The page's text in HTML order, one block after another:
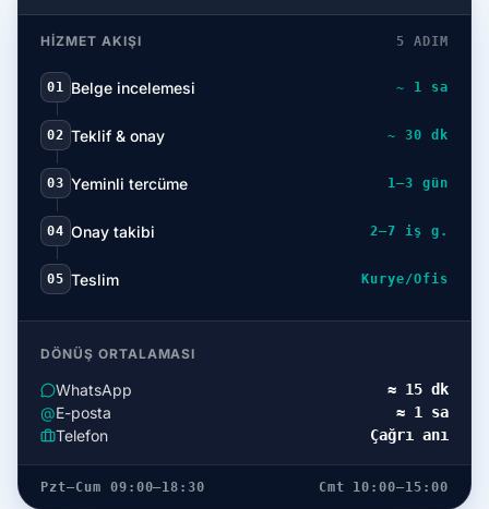
HIZMET AKIŞI 5 ADIM
01 Belge incelemesi ~ 1 sa
02 Teklif & onay ~ 30 dk
03 Yeminli tercüme 1–3 gün
04 Onay takibi 2–7 iş g.
05 Teslim Kurye/Ofis
DÖNÜŞ ORTALAMASI
WhatsApp ≈ 15 dk
@E-posta ≈ 1 sa
Telefon Çağrı anı
Pzt–Cum 09:00–18:30 Cmt 10:00–15:00